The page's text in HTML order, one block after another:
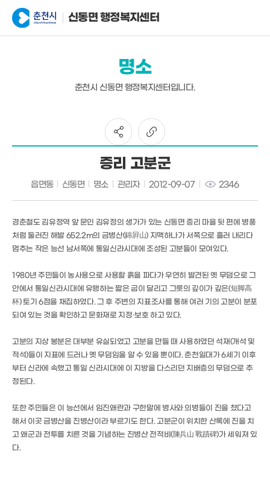
신동면 행정복지센터
명소
춘천시 신동면 행정복지센터입니다.
증리 고분군
읍면동 신동면 명소 관리자 2012-09-07 2346
경춘철도 김유정역 앞 문인 김유정의 생가가 있는 신동면 증리 마을 뒷 편에 병풍
처럼 둘러진 해발 652.2m의 금병산(錦屛山) 지맥하나가 서쪽으로 흘러 내리다
멈추는 작은 능선 남서쪽에 통일신라시대에 조성된 고분들이 모여있다.
1980년 주민들이 농사용으로 사용할 흙을 파다가 우연히 발견된 옛 무덤으로 그
안에서 통일신라시대에 유행하는 짧은 굽이 달리고 그릇의 깊이가 깊은(短脚高
杯) 토기 6점을 채집하였다. 그 후 주변의 지표조사를 통해 여러 기의 고분이 분포
되여 있는 것을 확인하고 문화재로 지정·보호 하고 있다.
고분의 지상 봉분은 대부분 유실되었고 고분을 만들 때 사용하였던 석재(개석 및
적석)들이 지표에 드러나 옛 무덤임을 알 수 있을 뿐이다. 춘천일대가 6세기 이후
부터 신라에 속했고 통일 신라시대에 이 지방을 다스리던 지배층의 무덤으로 추
정된다.
또한 주민들은 이 능선에서 임진왜란과 구한말에 병사와 의병들이 진을 쳤다고
해서 이곳 금병산을 진병산이라 부르기도 한다. 고분군이 위치한 산록에 진을 치
고 왜군과 전투를 치른 것을 기념하는 진병산 전적비(陳兵山 戰蹟碑)가 세워져 있
다.